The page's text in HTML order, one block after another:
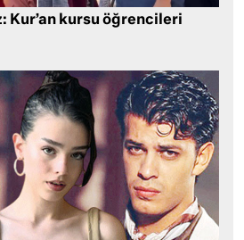
Kur’an kursu öğrencileri